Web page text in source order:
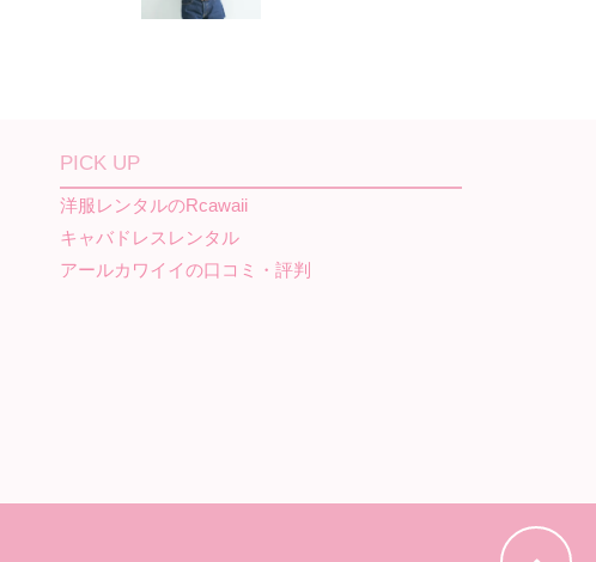
PICK UP
洋服レンタルのRcawaii
キャバドレスレンタル
アールカワイイの口コミ・評判